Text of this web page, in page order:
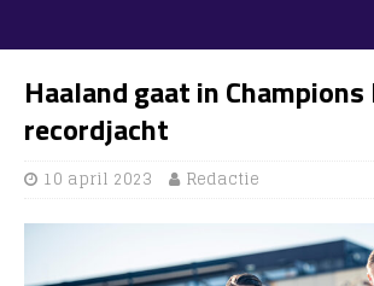
Haaland gaat in Champions
recordjacht
10 april 2023 Redactie